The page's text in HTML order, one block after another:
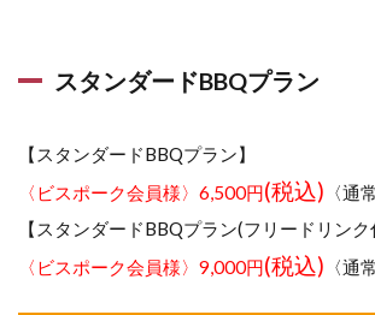
スタンダードBBQプラン
【スタンダードBBQプラン】
〈ビスポーク会員様〉6,500円(税込) 〈通
【スタンダードBBQプラン(フリードリンク
〈ビスポーク会員様〉9,000円(税込) 〈通